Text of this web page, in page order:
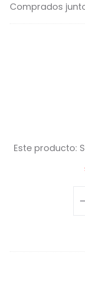
Comprados
Este producto: